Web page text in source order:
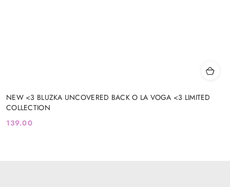
NEW <3 BLUZKA UNCOVERED BACK O LA VOGA <3 LIMITED
COLLECTION
Cena:
139.00